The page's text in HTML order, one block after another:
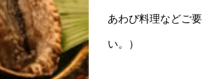
あわび料理などご
い。）